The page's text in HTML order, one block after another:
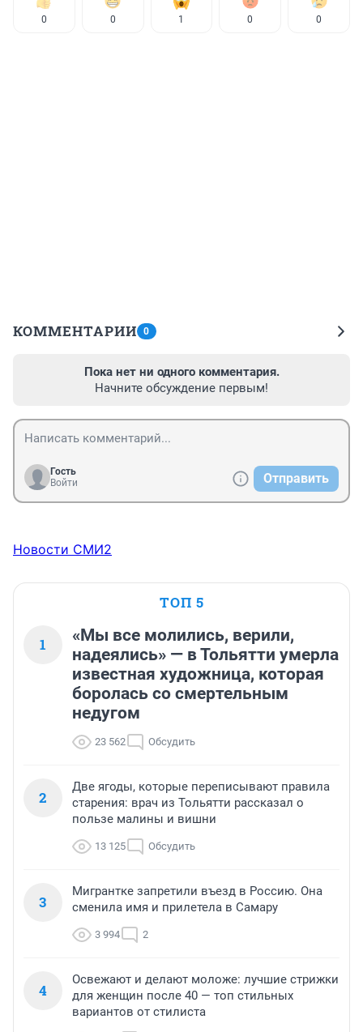
0 0 1 0 0
КОММЕНТАРИИ 0
Пока нет ни одного комментария.
Начните обсуждение первым!
Гость
Войти
Отправить
Новости СМИ2
ТОП 5
1
«Мы все молились, верили,
надеялись» — в Тольятти умерла
известная художница, которая
боролась со смертельным
недугом
23 562 Обсудить
2
Две ягоды, которые переписывают правила
старения: врач из Тольятти рассказал о
пользе малины и вишни
13 125 Обсудить
3
Мигрантке запретили въезд в Россию. Она
сменила имя и прилетела в Самару
3 994 2
4
Освежают и делают моложе: лучшие стрижки
для женщин после 40 — топ стильных
вариантов от стилиста